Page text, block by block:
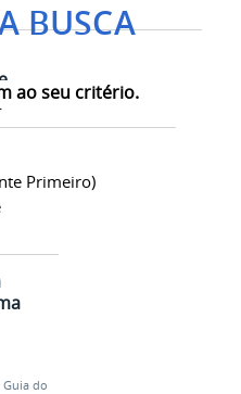
BUSCA
ao seu critério.
Primeiro)
no
PROAE,
Guia do